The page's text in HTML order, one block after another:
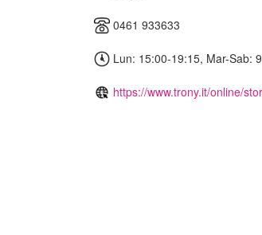
0461 933633
Lun: 15:00-19:15, Mar-Sab:
https://www.trony.it/online/